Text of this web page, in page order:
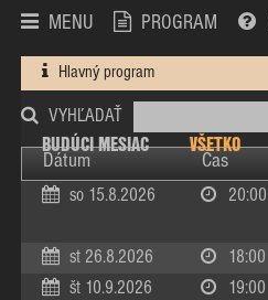
MENU PROGRAM
Hlavný program
VYHĽADAŤ
BUDÚCI MESIAC
VŠETKO
Dátum Čas
so 15.8.2026 20:00
st 26.8.2026 18:00
št 10.9.2026 19:00